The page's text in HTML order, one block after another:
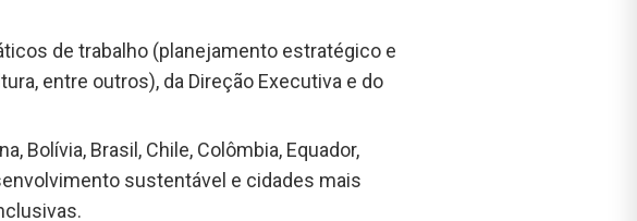
de trabalho (planejamento estratégico e
entre outros), da Direção Executiva e do
Bolívia, Brasil, Chile, Colômbia, Equador,
sustentável e cidades mais